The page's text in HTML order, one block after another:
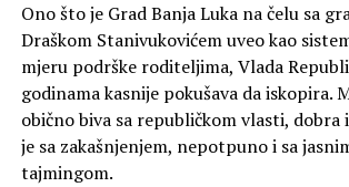
Ono što je Grad Banja Luka na čelu sa
Draškom Stanivukovićem uveo kao
mjeru podrške roditeljima, Vlada
godinama kasnije pokušava da iskopira.
obično biva sa republičkom vlasti, dobra
je sa zakašnjenjem, nepotpuno i sa
tajmingom.